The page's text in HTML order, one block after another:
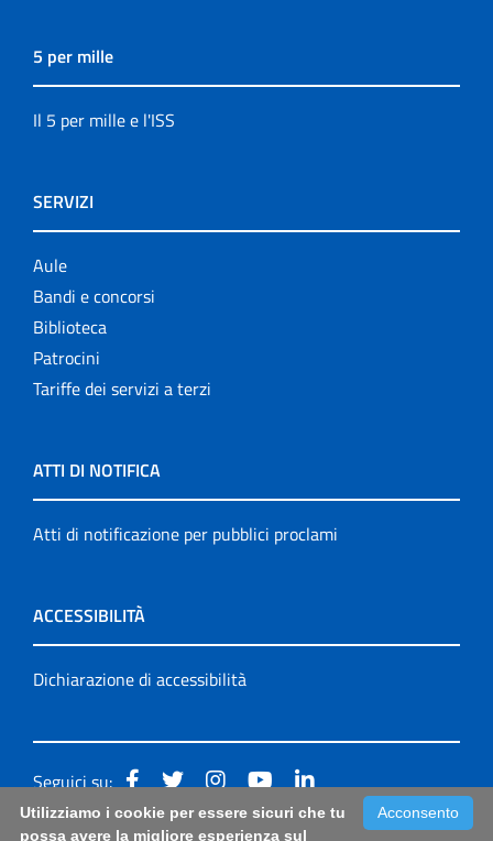
5 per mille
Il 5 per mille e l'ISS
SERVIZI
Aule
Bandi e concorsi
Biblioteca
Patrocini
Tariffe dei servizi a terzi
ATTI DI NOTIFICA
Atti di notificazione per pubblici proclami
ACCESSIBILITÀ
Dichiarazione di accessibilità
Seguici su:
Accessibilità: form di segnalazione di prima istanza per
Acconsento
Utilizziamo i cookie per essere sicuri che tu
possa avere la migliore esperienza sul